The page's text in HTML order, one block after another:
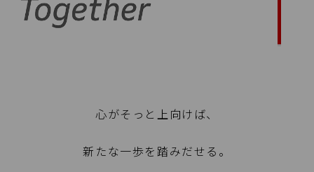
心がそっと上向けば、
新たな一歩を踏みだせる。